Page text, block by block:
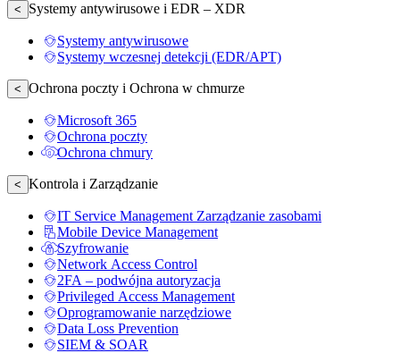
< Systemy antywirusowe i EDR – XDR
Systemy antywirusowe
Systemy wczesnej detekcji (EDR/APT)
< Ochrona poczty i Ochrona w chmurze
Microsoft 365
Ochrona poczty
Ochrona chmury
< Kontrola i Zarządzanie
IT Service Management Zarządzanie zasobami
Mobile Device Management
Szyfrowanie
Network Access Control
2FA – podwójna autoryzacja
Privileged Access Management
Oprogramowanie narzędziowe
Data Loss Prevention
SIEM & SOAR